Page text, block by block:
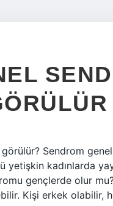
Sendrom
yetişkin kadınlarda
gençlerde olur
Kişi erkek olabilir,